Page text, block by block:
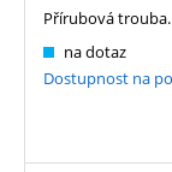
na dotaz
Dostupnost na
Přírubová trouba.